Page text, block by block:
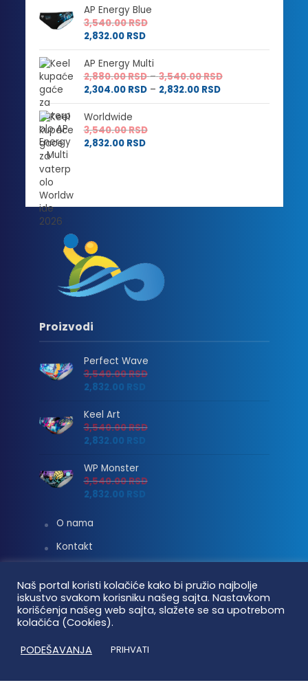
AP Energy Blue
3,540.00RSD
2,832.00 RSD
AP Energy Multi
2,880.00RSD – 3,540.00RSDRaspon
od
2,304.00 RSD – 2,832.00 RSDRaspon
cena:
Worldwide
3,540.00RSD
2,832.00 RSD
Proizvodi
Perfect Wave
3,540.00RSD
2,832.00 RSD
Keel Art
3,540.00RSD
2,832.00 RSD
WP Monster
3,540.00RSD
2,832.00 RSD
O nama
Kontakt
Isporuka i plaćanje
Linkovi
Naš portal koristi kolačiće kako bi pružio najbolje
iskustvo svakom korisniku našeg sajta. Nastavkom
korišćenja našeg web sajta, slažete se sa upotrebom
kolačića (Cookies).
PODEŠAVANJA
PRIHVATI